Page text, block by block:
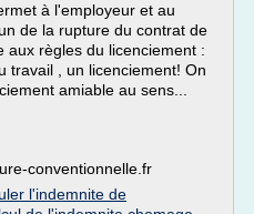
à l'employeur et au
de la rupture du contrat de
aux règles du licenciement :
travail , un licenciement! On
amiable au sens...
conventionnelle.fr
l'indemnite de